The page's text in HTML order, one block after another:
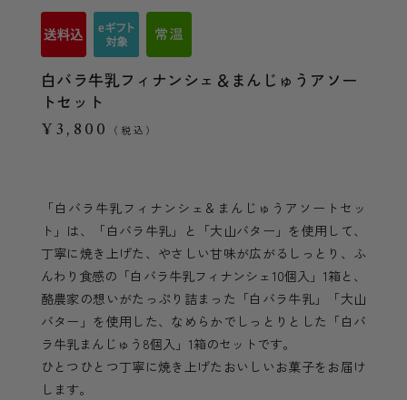
白バラ牛乳フィナンシェ＆まんじゅうアソー
トセット
¥3,800 （税込）
「白バラ牛乳フィナンシェ＆まんじゅうアソートセッ
ト」は、「白バラ牛乳」と「大山バター」を使用して、
丁寧に焼き上げた、やさしい甘味が広がるしっとり、ふ
んわり食感の「白バラ牛乳フィナンシェ10個入」1箱と、
酪農家の想いがたっぷり詰まった「白バラ牛乳」「大山
バター」を使用した、なめらかでしっとりとした「白バ
ラ牛乳まんじゅう8個入」1箱のセットです。
ひとつひとつ丁寧に焼き上げたおいしいお菓子をお届け
します。